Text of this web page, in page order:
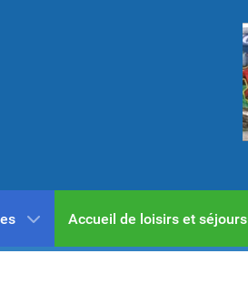
Accueil de loisirs et séjours